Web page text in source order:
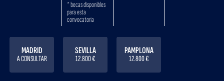
* becas disponibles
para esta
convocatoria
MADRID
A CONSULTAR
SEVILLA
12.800 €
PAMPLONA
12.800 €